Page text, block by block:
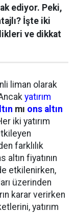
ediyor. Peki,
İşte iki
ve dikkat
liman olarak
yatırım
mı ons altın
iki yatırım
farklılık
altın fiyatının
etkilenirken,
üzerinden
karar verirken
yatırım